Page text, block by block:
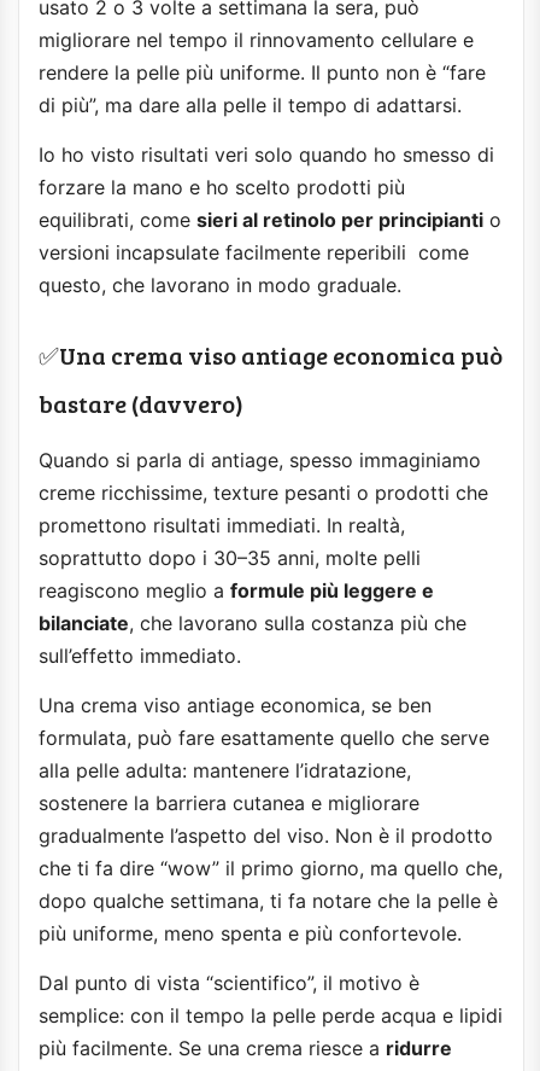
usato 2 o 3 volte a settimana la sera, può
migliorare nel tempo il rinnovamento cellulare e
rendere la pelle più uniforme. Il punto non è “fare
di più”, ma dare alla pelle il tempo di adattarsi.
Io ho visto risultati veri solo quando ho smesso di
forzare la mano e ho scelto prodotti più
equilibrati, come sieri al retinolo per principianti o
versioni incapsulate facilmente reperibili come
questo, che lavorano in modo graduale.
✅Una crema viso antiage economica può
bastare (davvero)
Quando si parla di antiage, spesso immaginiamo
creme ricchissime, texture pesanti o prodotti che
promettono risultati immediati. In realtà,
soprattutto dopo i 30–35 anni, molte pelli
reagiscono meglio a formule più leggere e
bilanciate, che lavorano sulla costanza più che
sull’effetto immediato.
Una crema viso antiage economica, se ben
formulata, può fare esattamente quello che serve
alla pelle adulta: mantenere l’idratazione,
sostenere la barriera cutanea e migliorare
gradualmente l’aspetto del viso. Non è il prodotto
che ti fa dire “wow” il primo giorno, ma quello che,
dopo qualche settimana, ti fa notare che la pelle è
più uniforme, meno spenta e più confortevole.
Dal punto di vista “scientifico”, il motivo è
semplice: con il tempo la pelle perde acqua e lipidi
più facilmente. Se una crema riesce a ridurre